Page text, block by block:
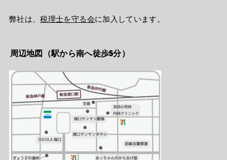
弊社は、税理士を守る会に加入しています。
周辺地図（駅から南へ徒歩5分）